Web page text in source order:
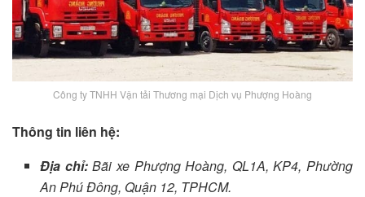
Công ty TNHH Vận tải Thương mại Dịch vụ Phượng Hoàng
Thông tin liên hệ:
Địa chỉ:Bãi xe Phượng Hoàng, QL1A, KP4, Phường
An Phú Đông, Quận 12, TPHCM.